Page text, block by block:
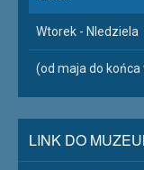
Wtorek - NIedziela
(od maja do
LINK DO